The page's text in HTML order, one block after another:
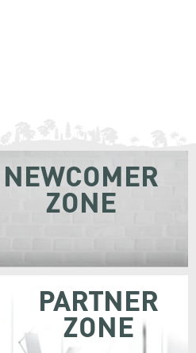
NEWCOMER
ZONE
PARTNER
ZONE